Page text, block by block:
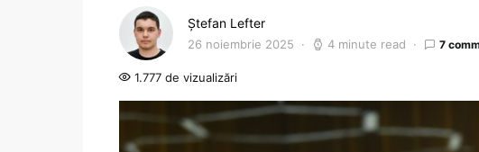
Ștefan Lefter
26 noiembrie 2025 4 minute read 7
1.777 de vizualizări